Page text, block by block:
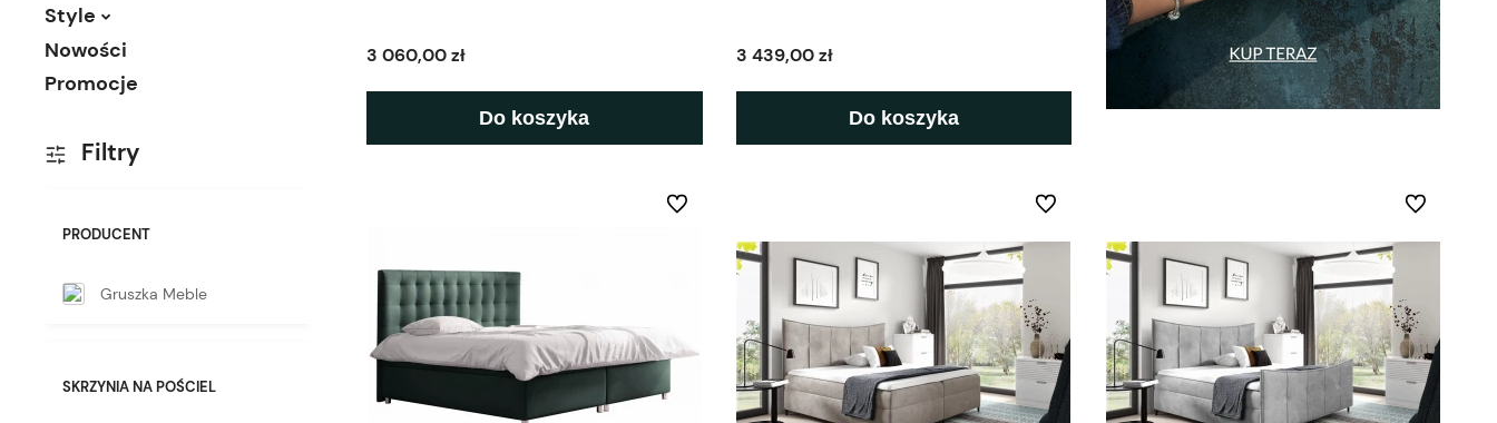
Style
Nowości
Promocje
Filtry
PRODUCENT
Gruszka Meble
SKRZYNIA NA POŚCIEL
3 060,00 zł
Do koszyka
3 439,00 zł
Do koszyka
Do ulubionych Do ulubionych Do ulubionych